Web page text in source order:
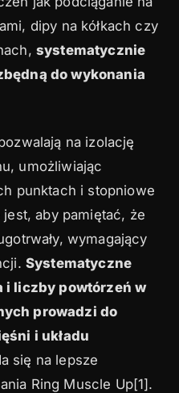
dipy na kółkach czy
systematycznie
do wykonania
na izolację
umożliwiając
punktach i stopniowe
aby pamiętać, że
wymagający
Systematyczne
i liczby powtórzeń w
prowadzi do
i układu
się na lepsze
Ring Muscle Up[1].